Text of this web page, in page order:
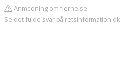
Anmodning om fjernelse
Se det fulde svar på retsinformation.dk